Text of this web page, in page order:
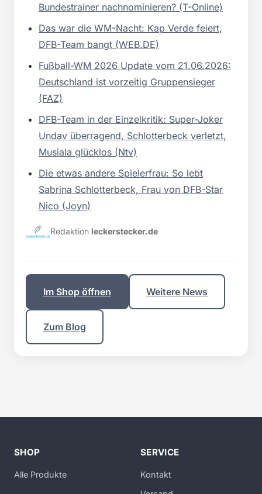
Bundestrainer nachnominieren? (T-Online)
Das war die WM-Nacht: Kap Verde feiert,
DFB-Team bangt (WEB.DE)
Fußball-WM 2026 Update vom 21.06.2026:
Deutschland ist vorzeitig Gruppensieger
(FAZ)
DFB-Team in der Einzelkritik: Super-Joker
Undav überragend, Schlotterbeck verletzt,
Musiala glücklos (Ntv)
Die etwas andere Spielerfrau: So lebt
Sabrina Schlotterbeck, Frau von DFB-Star
Nico (Joyn)
Redaktion leckerstecker.de
Im Shop öffnen Weitere News
Zum Blog
SHOP
Alle Produkte
SERVICE
Kontakt